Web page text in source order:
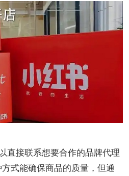
接联系想要合作的品牌代理
式能确保商品的质量，但通